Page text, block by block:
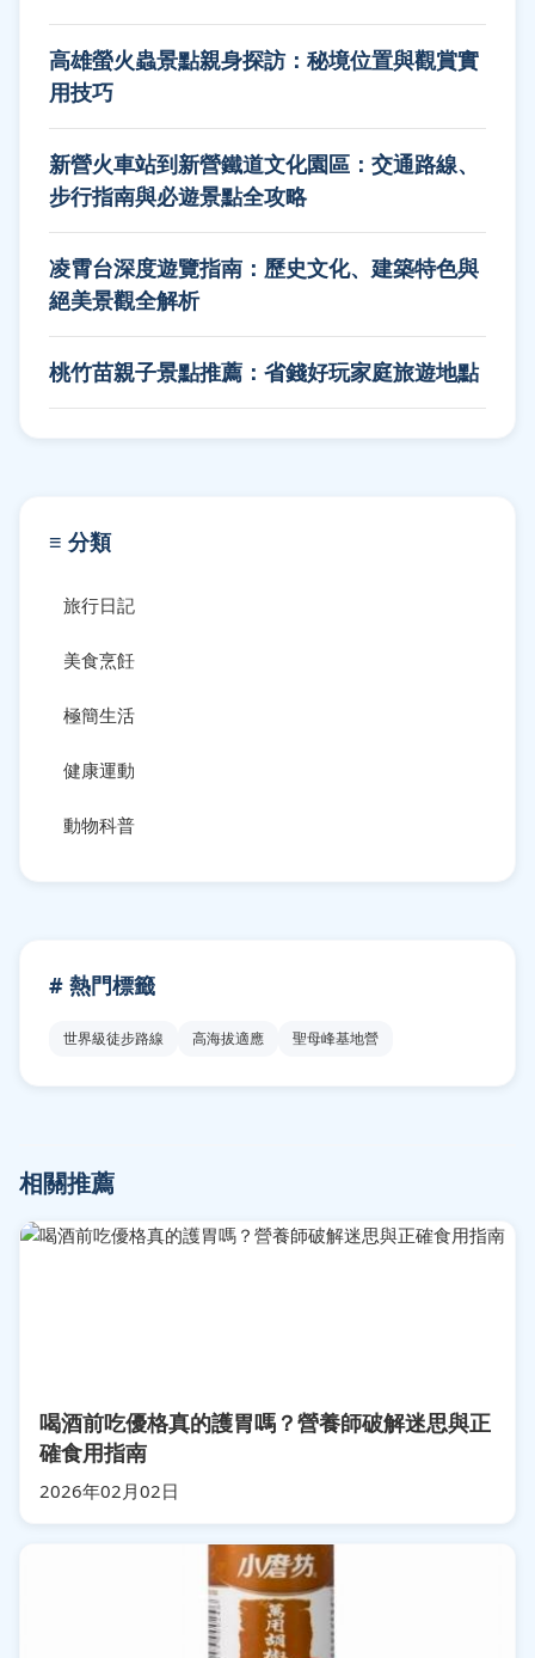
高雄螢火蟲景點親身探訪：秘境位置與觀賞實
用技巧
新營火車站到新營鐵道文化園區：交通路線、
步行指南與必遊景點全攻略
凌霄台深度遊覽指南：歷史文化、建築特色與
絕美景觀全解析
桃竹苗親子景點推薦：省錢好玩家庭旅遊地點
≡ 分類
旅行日記
美食烹飪
極簡生活
健康運動
動物科普
# 熱門標籤
世界級徒步路線 高海拔適應 聖母峰基地營
相關推薦
喝酒前吃優格真的護胃嗎？營養師破解迷思與正
確食用指南
2026年02月02日